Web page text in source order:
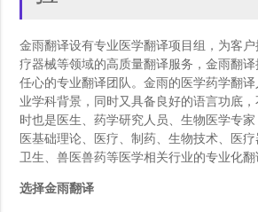
金雨翻译设有专业医学翻译项目组，为客
疗器械等领域的高质量翻译服务，金雨翻
任心的专业翻译团队。金雨的医学药学翻
业学科背景，同时又具备良好的语言功底
时也是医生、药学研究人员、生物医学专
医基础理论、医疗、制药、生物技术、医
卫生、兽医兽药等医学相关行业的专业化翻
选择金雨翻译